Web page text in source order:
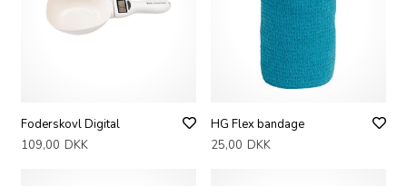
Foderskovl Digital
109,00 DKK
HG Flex bandage
25,00 DKK